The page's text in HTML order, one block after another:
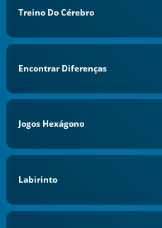
Treino Do Cérebro
Encontrar Diferenças
Jogos Hexágono
Labirinto